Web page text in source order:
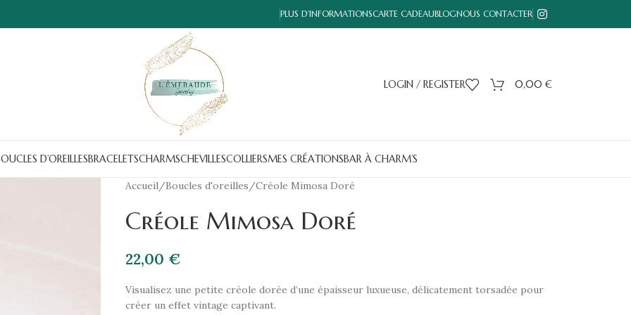
PLUS D’INFORMATIONSCARTE CADEAUBLOGNOUS CONTACTER
LOGIN / REGISTER 0,00 €
D’OREILLESBRACELETSCHARMSCHEVILLESCOLLIERSMES CRÉATIONSBAR À CHARM’S
Accueil Boucles d'oreilles Créole Mimosa Doré
Créole Mimosa Doré
22,00 €
Visualisez une petite créole dorée d’une épaisseur luxueuse, délicatement torsadée pour
créer un effet vintage captivant.